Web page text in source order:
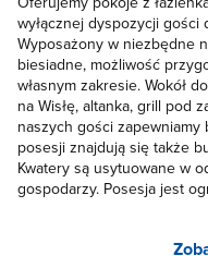
wyłącznej dyspozycji gości
Wyposażony w niezbędne
biesiadne, możliwość
własnym zakresie. Wokół
na Wisłę, altanka, grill pod
naszych gości zapewniamy
posesji znajdują się także
Kwatery są usytuowane w
gospodarzy. Posesja jest
spotkania